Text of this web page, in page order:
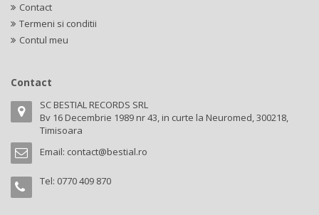
Contact
Termeni si conditii
Contul meu
Contact
SC BESTIAL RECORDS SRL
Bv 16 Decembrie 1989 nr 43, in curte la Neuromed, 300218,
Timisoara
Email: contact@bestial.ro
Tel: 0770 409 870